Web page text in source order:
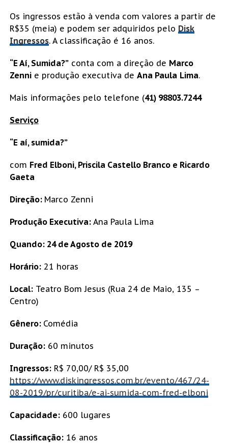
Os ingressos estão à venda com valores a partir de
R$35 (meia) e podem ser adquiridos pelo Disk
Ingressos. A classificação é 16 anos.
“E Aí, Sumida?”conta com a direção de Marco
Zennie produção executiva de Ana Paula Lima.
Mais informações pelo telefone (41) 98803.7244
Serviço
“E aí, sumida?”
com Fred Elboni, Priscila Castello Branco e Ricardo
Gaeta
Direção: Marco Zenni
Produção Executiva: Ana Paula Lima
Quando: 24 de Agosto de 2019
Horário:21 horas
Local:Teatro Bom Jesus (Rua 24 de Maio, 135 –
Centro)
Gênero: Comédia
Duração:60 minutos
Ingressos:R$ 70,00/ R$ 35,00
https://www.diskingressos.com.br/evento/467/24-
08-2019/pr/curitiba/e-ai-sumida-com-fred-elboni
Capacidade:600 lugares
Classificação:16 anos